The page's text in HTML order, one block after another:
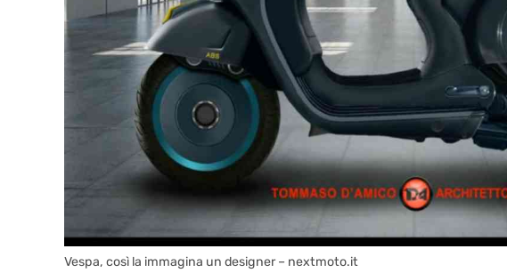
Vespa, così la immagina un designer – nextmoto.it